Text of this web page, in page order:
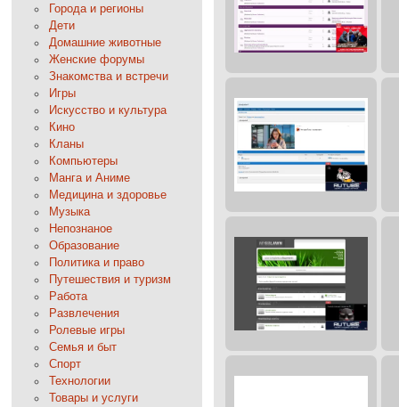
Города и регионы
Дети
Домашние животные
Женские форумы
Знакомства и встречи
Игры
Искусство и культура
Кино
Кланы
Компьютеры
Манга и Аниме
Медицина и здоровье
Музыка
Непознаное
Образование
Политика и право
Путешествия и туризм
Работа
Развлечения
Ролевые игры
Семья и быт
Спорт
Технологии
Товары и услуги